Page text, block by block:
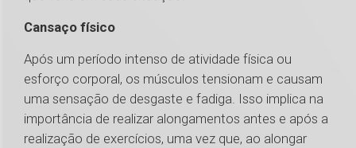
Cansaço físico
Após um período intenso de atividade física ou
esforço corporal, os músculos tensionam e causam
uma sensação de desgaste e fadiga. Isso implica na
importância de realizar alongamentos antes e após a
realização de exercícios, uma vez que, ao alongar